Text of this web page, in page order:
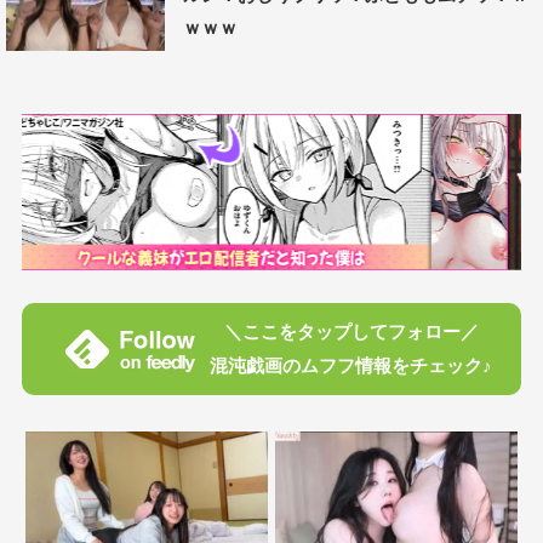
ｗｗｗ
＼ここをタップしてフォロー／
混沌戯画のムフフ情報をチェック♪